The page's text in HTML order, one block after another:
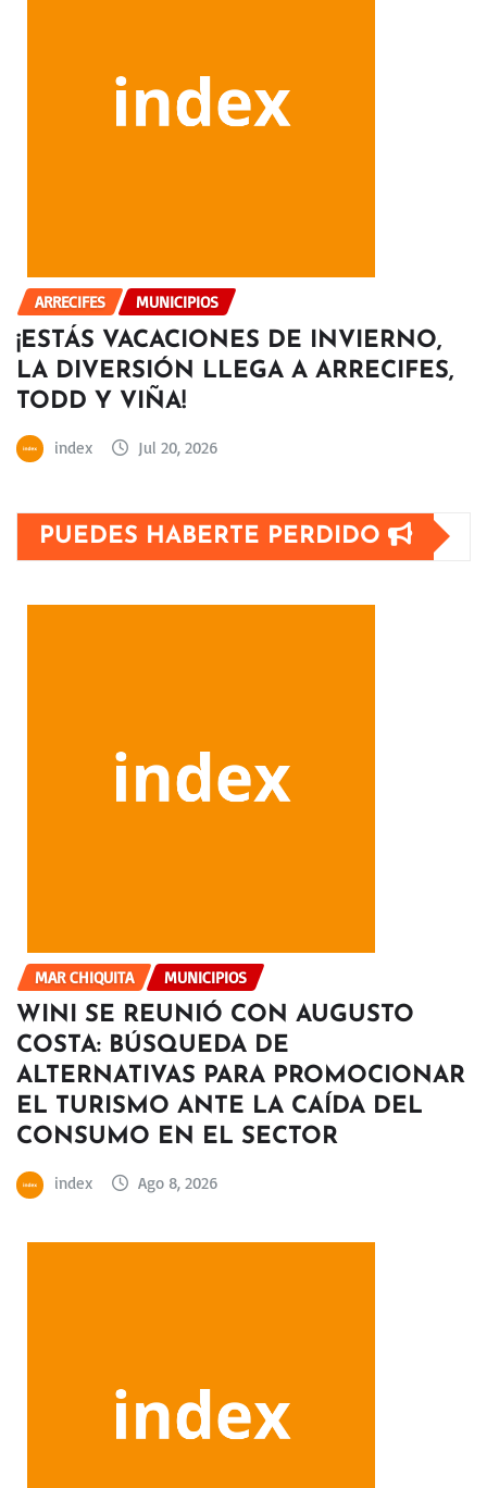
ARRECIFES MUNICIPIOS
¡ESTÁS VACACIONES DE INVIERNO,
LA DIVERSIÓN LLEGA A ARRECIFES,
TODD Y VIÑA!
index Jul 20, 2026
PUEDES HABERTE PERDIDO
MAR CHIQUITA MUNICIPIOS
WINI SE REUNIÓ CON AUGUSTO
COSTA: BÚSQUEDA DE
ALTERNATIVAS PARA PROMOCIONAR
EL TURISMO ANTE LA CAÍDA DEL
CONSUMO EN EL SECTOR
index Ago 8, 2026